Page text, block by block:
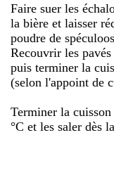
Faire suer les
la bière et laisser
poudre de
Recouvrir les
puis terminer la
(selon l'appoint de
Terminer la
°C et les saler dès